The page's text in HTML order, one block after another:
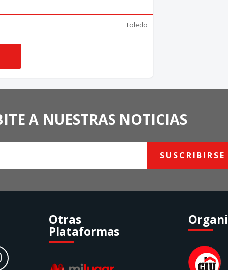
Toledo
A NUESTRAS NOTICIAS
SUSCRIBIRSE
Otras
Plataformas